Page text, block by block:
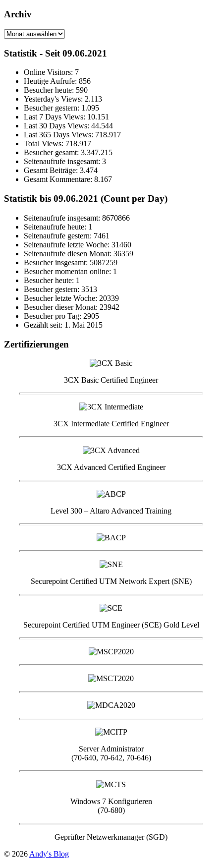
Archiv
Archiv
Statistik - Seit 09.06.2021
Online Visitors: 7
Heutige Aufrufe: 856
Besucher heute: 590
Yesterday's Views: 2.113
Besucher gestern: 1.095
Last 7 Days Views: 10.151
Last 30 Days Views: 44.544
Last 365 Days Views: 718.917
Total Views: 718.917
Besucher gesamt: 3.347.215
Seitenaufrufe insgesamt: 3
Gesamt Beiträge: 3.474
Gesamt Kommentare: 8.167
Statistik bis 09.06.2021 (Count per Day)
Seitenaufrufe insgesamt: 8670866
Seitenaufrufe heute: 1
Seitenaufrufe gestern: 7461
Seitenaufrufe letzte Woche: 31460
Seitenaufrufe diesen Monat: 36359
Besucher insgesamt: 5087259
Besucher momentan online: 1
Besucher heute: 1
Besucher gestern: 3513
Besucher letzte Woche: 20339
Besucher dieser Monat: 23942
Besucher pro Tag: 2905
Gezählt seit: 1. Mai 2015
Zertifizierungen
3CX Basic Certified Engineer
3CX Intermediate Certified Engineer
3CX Advanced Certified Engineer
Level 300 – Altaro Advanced Training
Securepoint Certified UTM Network Expert (SNE)
Securepoint Certified UTM Engineer (SCE) Gold Level
Server Administrator
(70-640, 70-642, 70-646)
Windows 7 Konfigurieren
(70-680)
Geprüfter Netzwerkmanager (SGD)
© 2026 Andy's Blog